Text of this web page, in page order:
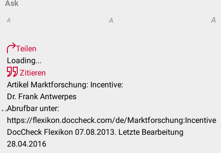
Ask
A A A
Teilen
Loading...
Zitieren
Artikel Marktforschung: Incentive:
Dr. Frank Antwerpes
Abrufbar unter:
https://flexikon.doccheck.com/de/Marktforschung:Incentive
DocCheck Flexikon 07.08.2013. Letzte Bearbeitung
28.04.2016